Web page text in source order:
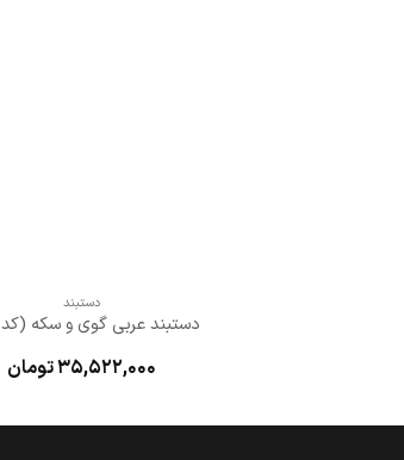
دستبند
دستبند عربی گوی و سکه (کد 960)
35,522,000تومان